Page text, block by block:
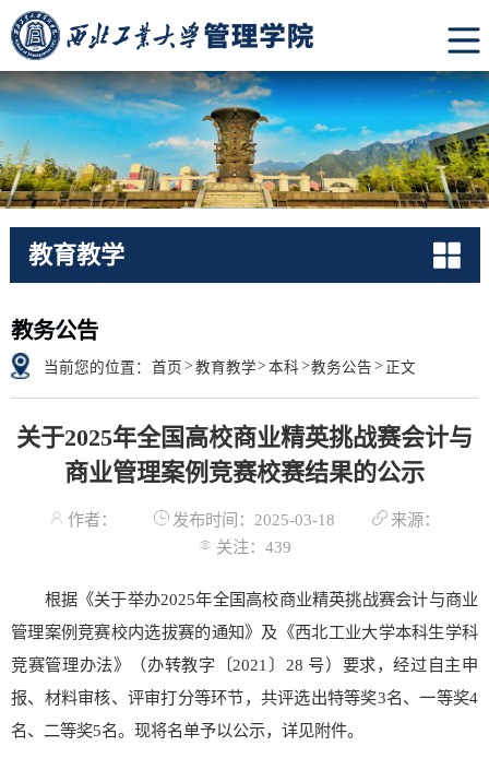
教育教学
教务公告
Notice
当前您的位置： 首页 > 教育教学> 本科 >教务公告 > 正文
关于2025年全国高校商业精英挑战赛会计与
商业管理案例竞赛校赛结果的公示
作者： 发布时间：2025-03-18
来源：
关注： 439
根据《关于举办2025年全国高校商业精英挑战赛会计与商业
管理案例竞赛校内选拔赛的通知》及《西北工业大学本科生学科
竞赛管理办法》（办转教字〔2021〕28 号）要求，经过自主申
报、材料审核、评审打分等环节，共评选出特等奖3名、一等奖4
名、二等奖5名。现将名单予以公示，详见附件。